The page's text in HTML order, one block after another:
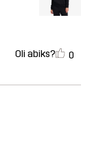
Oli abiks? 0